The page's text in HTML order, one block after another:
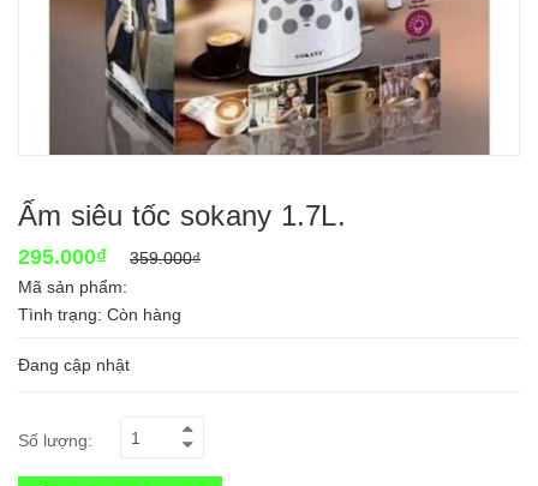
Ấm siêu tốc sokany 1.7L.
295.000₫
359.000₫
Mã sản phẩm:
Tình trạng: Còn hàng
Đang cập nhật
Số lượng: